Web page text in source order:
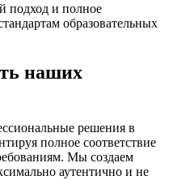
подход и полное
образовательных
наших
решения в
полное соответствие
Мы создаем
аутентично и не